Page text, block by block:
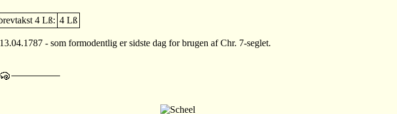
4 Lß: 4 Lß
- som formodentlig er sidste dag for brugen af Chr. 7-seglet.